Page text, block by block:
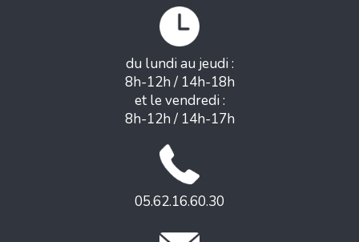
du lundi au jeudi :
8h-12h / 14h-18h
et le vendredi :
8h-12h / 14h-17h
05.62.16.60.30